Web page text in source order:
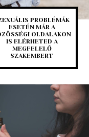
PROBLÉMÁK
ESETÉN MÁR A
OLDALAKON
IS ELÉRHETED A
MEGFELELŐ
SZAKEMBERT